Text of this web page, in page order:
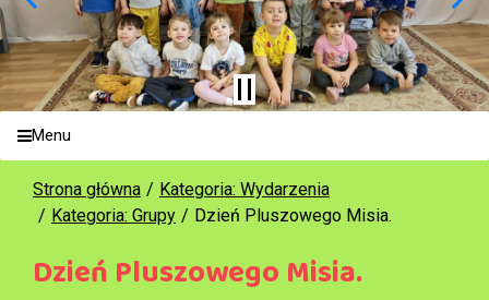
Menu
Strona główna
Kategoria: Wydarzenia
Kategoria: Grupy
Dzień Pluszowego Misia.
Dzień Pluszowego Misia.